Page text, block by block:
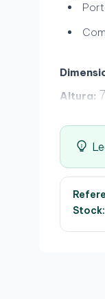
Altura:
Stock: